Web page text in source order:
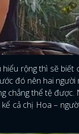
rộng thì sẽ biết
đó nên hai người
chẳng thể tệ được.
cả chị Hoa –